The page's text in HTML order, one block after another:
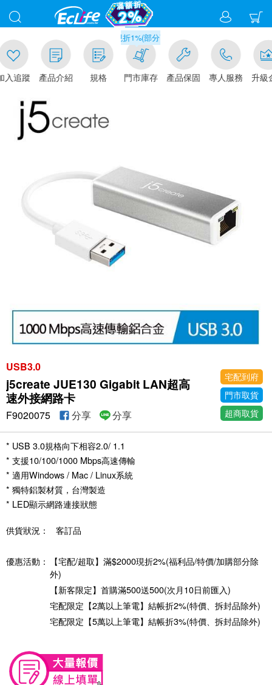
蹤 產品介紹 規格
滿千元門市取貨現折1%(部分商品不適用)-請點我看
門市庫存 產品保固 專人服務 升級金賺
USB3.0
j5create JUE130 Gigabit LAN超高
速外接網路卡
宅配到府
門市取貨
超商取貨
F9020075 分享 分享
* USB 3.0規格向下相容2.0/ 1.1
* 支援10/100/1000 Mbps高速傳輸
* 適用Windows / Mac / Linux系統
* 獨特鋁製材質，台灣製造
* LED顯示網路連接狀態
供貨狀況： 客訂品
優惠活動：
【宅配/超取】滿$2000現折2%(福利品/特價/加購部分除
外)
【新客限定】首購滿500送500(次月10日前匯入)
宅配限定【2萬以上筆電】結帳折2%(特價、拆封品除外)
宅配限定【5萬以上筆電】結帳折3%(特價、拆封品除外)